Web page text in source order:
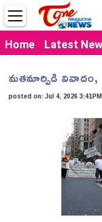
Home Latest
మతమార్పిడి
posted on:Jul 4, 2026 3:41PM